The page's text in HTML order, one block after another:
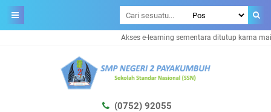
Akses e-learning sementara ditutup karna
(0752) 92055